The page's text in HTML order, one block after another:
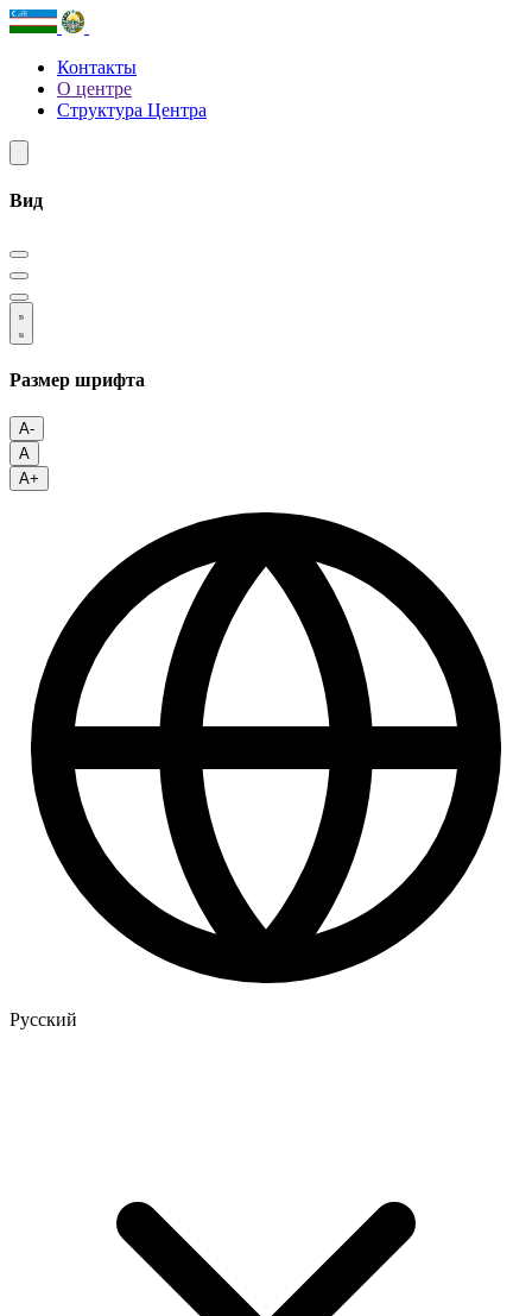
Контакты
О центре
Структура Центра
Вид
Размер шрифта
A-
A
A+
Русский